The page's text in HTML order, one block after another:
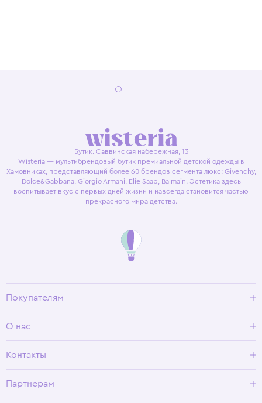
Бутик. Саввинская набережная, 13
Wisteria — мультибрендовый бутик премиальной детской одежды в
Хамовниках, представляющий более 60 брендов сегмента люкс: Givenchy,
Dolce&Gabbana, Giorgio Armani, Elie Saab, Balmain. Эстетика здесь
воспитывает вкус с первых дней жизни и навсегда становится частью
прекрасного мира детства.
Покупателям
Условия возврата
О нас
Программа лояльности
Контакты
Партнерам